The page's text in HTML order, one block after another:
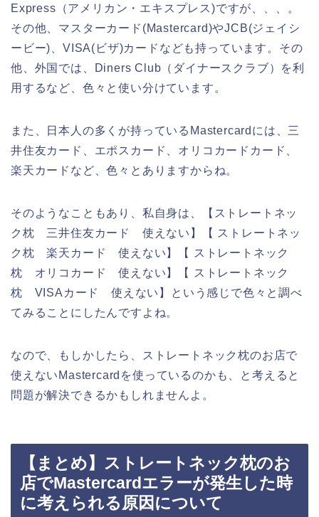
Express（アメリカン・エキスプレス)ですが、、、。
その他、マスターカード(Mastercard)やJCB(ジェイシ
ービー)、VISA(ビザ)カードなども持っています。その
他、外国では、Diners Club（ダイナースクラブ）を利
用するなど、色々と使い分けています。
また、日本人の多くが持っているMastercardには、三
井住友カード、エポスカード、オリコカードカード、
楽天カードなど、色々とありますからね。
そのようなこともあり、私自身は、【ストレートネッ
ク枕 三井住友カード 使えない】【 ストレートネッ
ク枕 楽天カード 使えない】【 ストレートネック
枕 オリコカード 使えない】【 ストレートネック
枕 VISAカード 使えない】という感じで色々と調べ
てみることにしたんですよね。
なので、もしかしたら、ストレートネック枕のお店で
使えないMastercardを使っているのかも、と考えると
問題が解決できるかもしれませんよ。
【まとめ】ストレートネック枕のお
店でMastercardエラーが発生した時
に考えられる原因について